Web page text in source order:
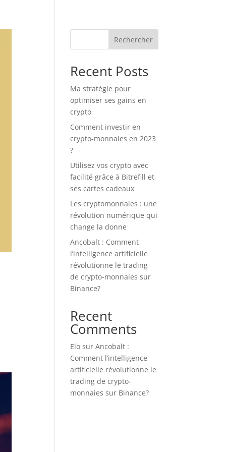
Rechercher
Recent Posts
Ma stratégie pour
optimiser ses gains en
crypto
Comment investir en
crypto-monnaies en 2023
?
Utilisez vos crypto avec
facilité grâce à Bitrefill et
ses cartes cadeaux
Les cryptomonnaies : une
révolution numérique qui
change la donne
Ancobalt : Comment
l’intelligence artificielle
révolutionne le trading
de crypto-monnaies sur
Binance?
Recent
Comments
Elo surAncobalt :
Comment l’intelligence
artificielle révolutionne le
trading de crypto-
monnaies sur Binance?